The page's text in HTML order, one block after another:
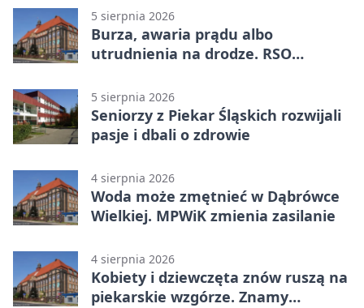
5 sierpnia 2026
Burza, awaria prądu albo
utrudnienia na drodze. RSO
5 sierpnia 2026
Seniorzy z Piekar Śląskich rozwijali
pasje i dbali o zdrowie
4 sierpnia 2026
Woda może zmętnieć w Dąbrówce
Wielkiej. MPWiK zmienia zasilanie
4 sierpnia 2026
Kobiety i dziewczęta znów ruszą na
piekarskie wzgórze. Znamy